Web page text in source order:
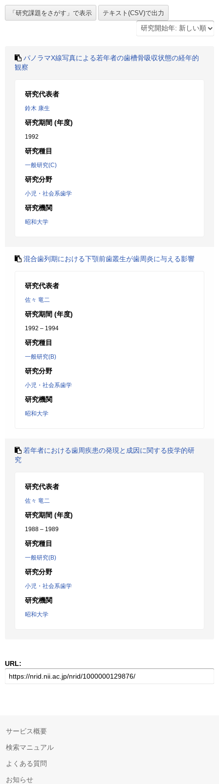
パノラマX線写真による若年者の歯槽骨吸収状態の経年的
観察
研究代表者
鈴木 康生
研究期間 (年度)
1992
研究種目
一般研究(C)
研究分野
小児・社会系歯学
研究機関
昭和大学
混合歯列期における下顎前歯叢生が歯周炎に与える影響
研究代表者
佐々 竜二
研究期間 (年度)
1992 – 1994
研究種目
一般研究(B)
研究分野
小児・社会系歯学
研究機関
昭和大学
若年者における歯周疾患の発現と成因に関する疫学的研
究
研究代表者
佐々 竜二
研究期間 (年度)
1988 – 1989
研究種目
一般研究(B)
研究分野
小児・社会系歯学
研究機関
昭和大学
URL:
サービス概要
検索マニュアル
よくある質問
お知らせ